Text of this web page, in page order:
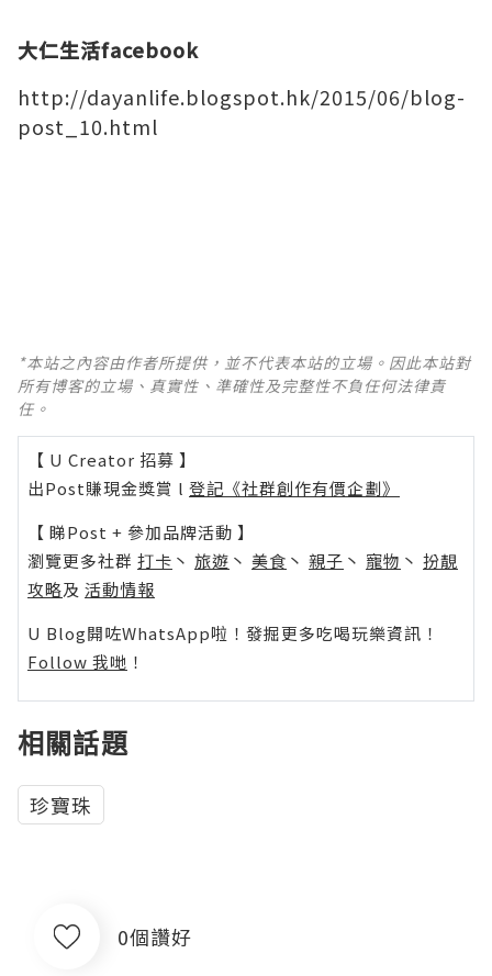
大仁生活facebook
http://dayanlife.blogspot.hk/2015/06/blog-
post_10.html
*本站之內容由作者所提供，並不代表本站的立場。因此本站對
所有博客的立場、真實性、準確性及完整性不負任何法律責
任。
【 U Creator 招募 】
出Post賺現金獎賞 l 登記《社群創作有價企劃》
【 睇Post + 參加品牌活動 】
瀏覽更多社群 打卡 丶 旅遊 丶 美食 丶 親子 丶 寵物 丶 扮靚
攻略及 活動情報
U Blog開咗WhatsApp啦！發掘更多吃喝玩樂資訊！
Follow 我哋 ！
相關話題
珍寶珠
0個讚好